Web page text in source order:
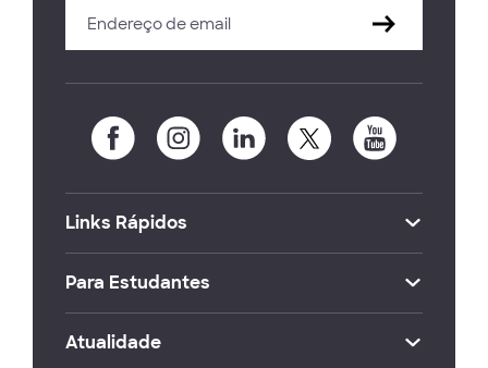
Links Rápidos
Para Estudantes
Atualidade